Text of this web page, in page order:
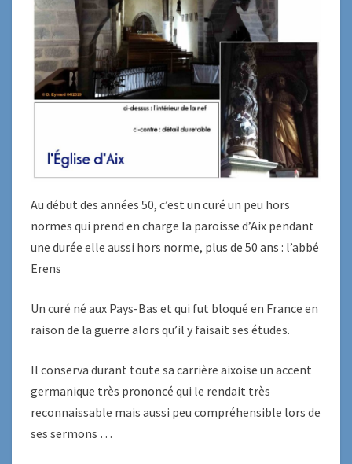
Au début des années 50, c’est un curé un peu hors
normes qui prend en charge la paroisse d’Aix pendant
une durée elle aussi hors norme, plus de 50 ans : l’abbé
Erens
Un curé né aux Pays-Bas et qui fut bloqué en France en
raison de la guerre alors qu’il y faisait ses études.
Il conserva durant toute sa carrière aixoise un accent
germanique très prononcé qui le rendait très
reconnaissable mais aussi peu compréhensible lors de
ses sermons …